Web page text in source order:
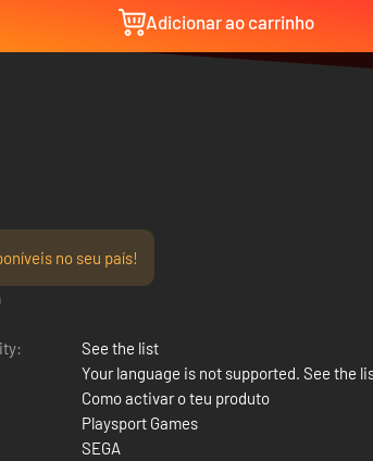
Adicionar ao carrinho
no seu país!
See the list
Your language is not supported. See the
Como activar o teu produto
Playsport Games
SEGA